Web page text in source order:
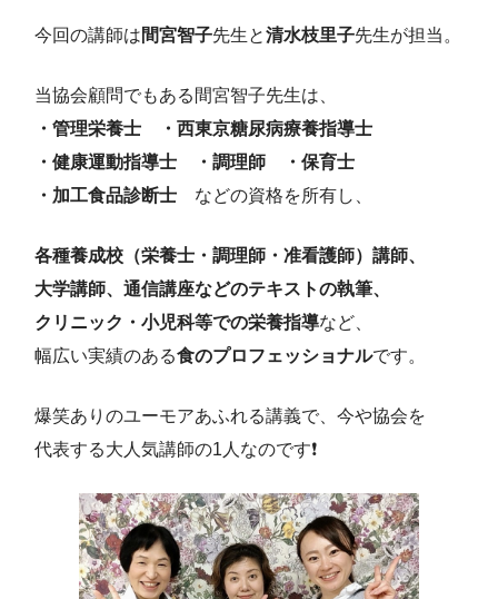
今回の講師は間宮智子先生と清水枝里子先生が担当。
当協会顧問でもある間宮智子先生は、
・管理栄養士 ・西東京糖尿病療養指導士
・健康運動指導士 ・調理師 ・保育士
・加工食品診断士 などの資格を所有し、
各種養成校（栄養士・調理師・准看護師）講師、
大学講師、通信講座などのテキストの執筆、
クリニック・小児科等での栄養指導など、
幅広い実績のある食のプロフェッショナルです。
爆笑ありのユーモアあふれる講義で、今や協会を
代表する大人気講師の1人なのです❗️